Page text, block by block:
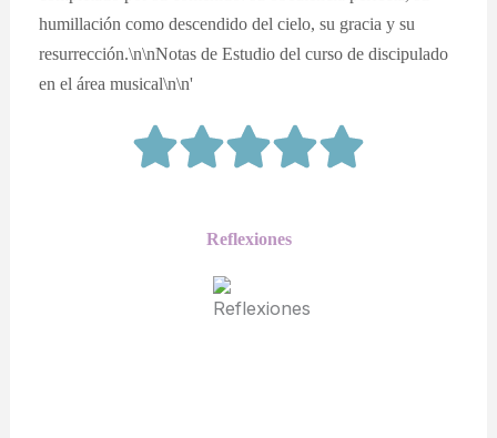
Reflexiones